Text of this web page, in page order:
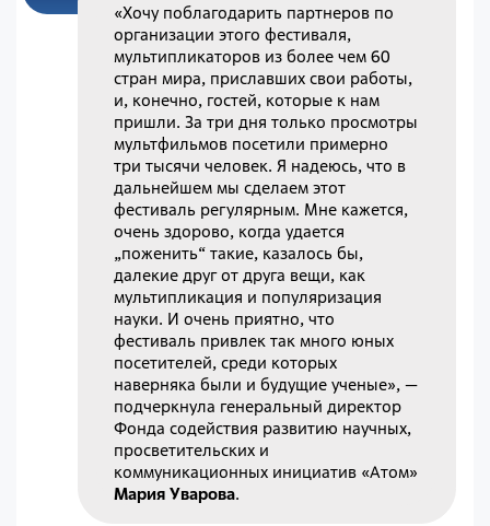
«Хочу поблагодарить партнеров по
организации этого фестиваля,
мультипликаторов из более чем 60
стран мира, приславших свои работы,
и, конечно, гостей, которые к нам
пришли. За три дня только просмотры
мультфильмов посетили примерно
три тысячи человек. Я надеюсь, что в
дальнейшем мы сделаем этот
фестиваль регулярным. Мне кажется,
очень здорово, когда удается
„поженить“ такие, казалось бы,
далекие друг от друга вещи, как
мультипликация и популяризация
науки. И очень приятно, что
фестиваль привлек так много юных
посетителей, среди которых
наверняка были и будущие ученые», —
подчеркнула генеральный директор
Фонда содействия развитию научных,
просветительских и
коммуникационных инициатив «Атом»
Мария Уварова.